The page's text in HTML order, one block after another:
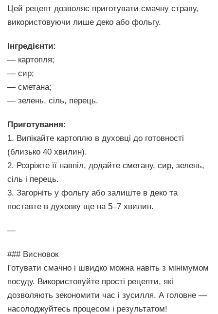
Цей рецепт дозволяє приготувати смачну страву,
використовуючи лише деко або фольгу.
Інгредієнти:
— картопля;
— сир;
— сметана;
— зелень, сіль, перець.
Приготування:
1. Випікайте картоплю в духовці до готовності
(близько 40 хвилин).
2. Розріжте її навпіл, додайте сметану, сир, зелень,
сіль і перець.
3. Загорніть у фольгу або залиште в деко та
поставте в духовку ще на 5–7 хвилин.
—
### Висновок
Готувати смачно і швидко можна навіть з мінімумом
посуду. Використовуйте прості рецепти, які
дозволяють зекономити час і зусилля. А головне —
насолоджуйтесь процесом і результатом!